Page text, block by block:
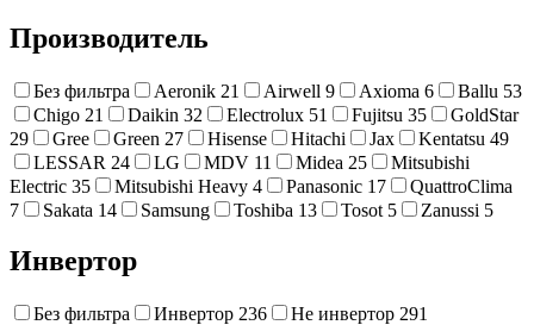
Производитель
Без фильтра Aeronik 21 Airwell 9 Axioma 6 Ballu 53
Chigo 21 Daikin 32 Electrolux 51 Fujitsu 35
GoldStar
29
Gree Green 27 Hisense Hitachi Jax Kentatsu 49
LESSAR 24 LG MDV 11 Midea 25
Mitsubishi
Electric 35 Mitsubishi Heavy 4 Panasonic 17
QuattroClima
7
Sakata 14 Samsung Toshiba 13 Tosot 5 Zanussi 5
Инвертор
Без фильтра Инвертор 236 Не инвертор 291